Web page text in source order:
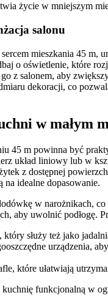
życie w mniejszym
salonu
mieszkania 45 m,
o oświetlenie, które
z salonem, aby
dekoracji, co
w małym
45 m powinna być
układ liniowy lub w
z dostępnej
na idealne dopasowanie.
w narożnikach, co
aby uwolnić podłogę.
który służy też jako
urządzenia,
które ułatwiają
funkcjonalną w